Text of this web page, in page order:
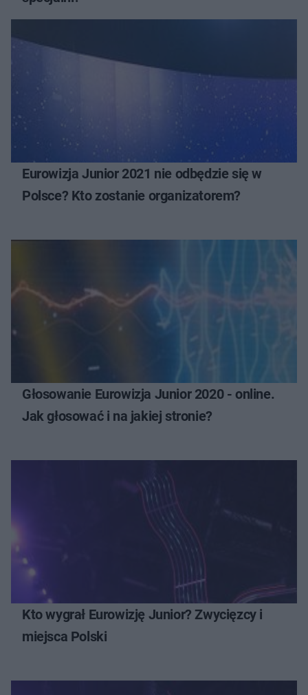
Eurowizja Junior 2021 nie odbędzie się w
Polsce? Kto zostanie organizatorem?
Głosowanie Eurowizja Junior 2020 - online.
Jak głosować i na jakiej stronie?
Kto wygrał Eurowizję Junior? Zwycięzcy i
miejsca Polski